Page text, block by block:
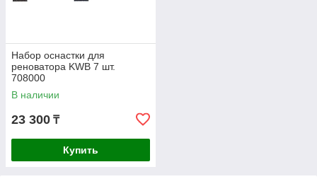
Набор оснастки для
реноватора KWB 7 шт.
708000
В наличии
23 300 ₸
Купить